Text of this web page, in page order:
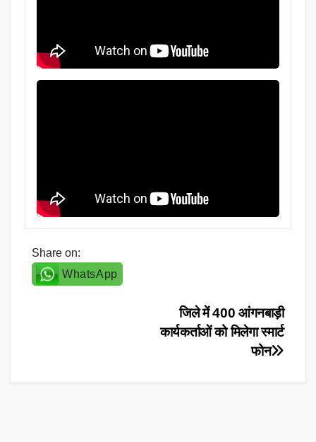
Share on:
WhatsApp
जिले में 400 आंगनबाड़ी
कार्यकर्ताओं को मिलेगा स्मार्ट
फोन